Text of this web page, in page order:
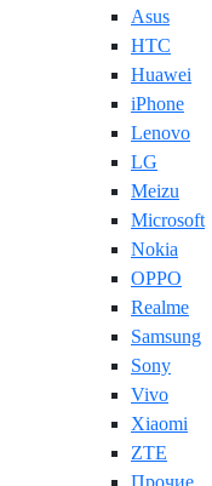
Asus
HTC
Huawei
iPhone
Lenovo
LG
Meizu
Microsoft
Nokia
OPPO
Realme
Samsung
Sony
Vivo
Xiaomi
ZTE